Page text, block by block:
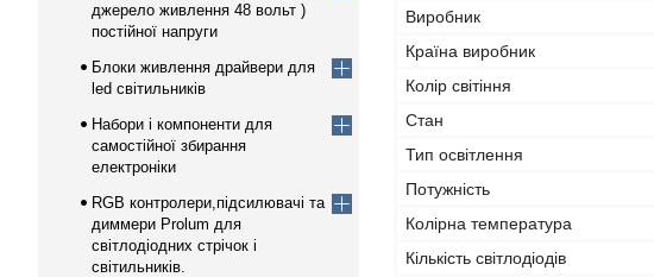
Виробник
Країна виробник
Колір світіння
Стан
Тип освітлення
Потужність
Колірна температура
Кількість світлодіодів
джерело живлення 48 вольт )
постійної напруги
Блоки живлення драйвери для
led світильників
Набори і компоненти для
самостійної збирання
електроніки
RGB контролери,підсилювачі та
диммери Prolum для
світлодіодних стрічок і
світильників.